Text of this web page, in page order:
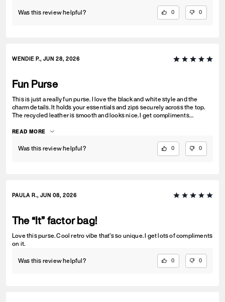
Was this review helpful? 0 0
WENDIE P., JUN 28, 2026
Fun Purse
This is just a really fun purse. I love the black and white style and the
charm details. It holds your essentials and zips securely across the top.
The recycled leather is smooth and looks nice. I get compliments
READ MORE
Was this review helpful? 0 0
PAULA R., JUN 08, 2026
The “It” factor bag!
Love this purse. Cool retro vibe that’s so unique. I get lots of compliments
on it.
Was this review helpful? 0 0